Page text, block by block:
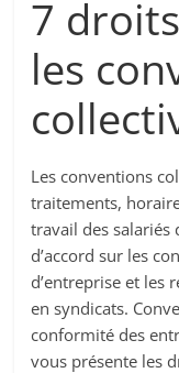
7
les
Les conventions
traitements,
travail des salariés
d’accord sur les
d’entreprise et les
en syndicats.
conformité des
vous présente les